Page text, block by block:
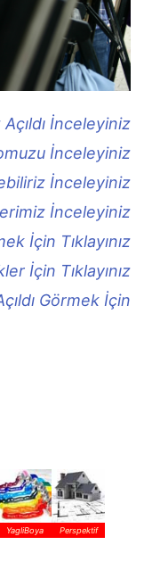
İnceleyiniz
İnceleyiniz
İnceleyiniz
İnceleyiniz
İçin Tıklayınız
İçin Tıklayınız
Görmek İçin
YagliBoya Perspektif